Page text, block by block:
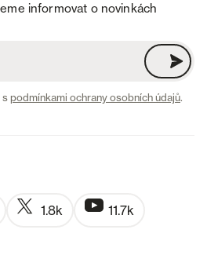
informovat o novinkách
spodmínkami ochrany osobních údajů.
1.8k 11.7k